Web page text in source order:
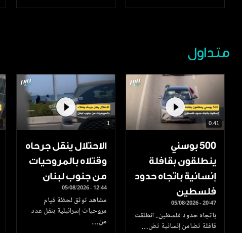
متداول
0.41
500 بوسني
ينطلقون بقافلة
إنسانية باتجاه حدود
فلسطين
05/08/2026 - 20:47
باتجاه حدود فلسطين.. انطلقت
قافلة تضامن إنسانية تض…
1
الاحتلال ينقل جرحاه
وقتلاه بالمروحيات
من جنوب لبنان
05/08/2026 - 12:44
مشاهد توثق لحظة قيام
مروحيات إسرائيلية بنقل عدد
من…